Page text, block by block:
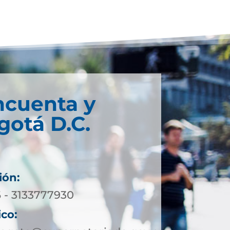
y
D.C.
- 3133777930